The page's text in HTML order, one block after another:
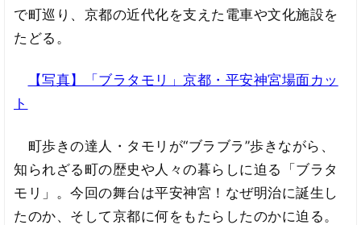
で町巡り、京都の近代化を支えた電車や文化施設を
たどる。
【写真】「ブラタモリ」京都・平安神宮場面カッ
ト
町歩きの達人・タモリが“ブラブラ”歩きながら、
知られざる町の歴史や人々の暮らしに迫る「ブラタ
モリ」。今回の舞台は平安神宮！なぜ明治に誕生し
たのか、そして京都に何をもたらしたのかに迫る。